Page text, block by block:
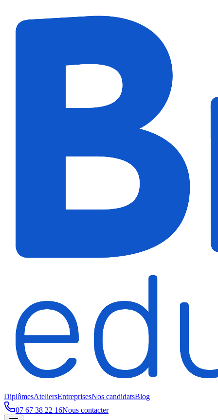
DiplômesAteliersEntreprisesNos candidatsBlog
07 67 38 22 16Nous contacter